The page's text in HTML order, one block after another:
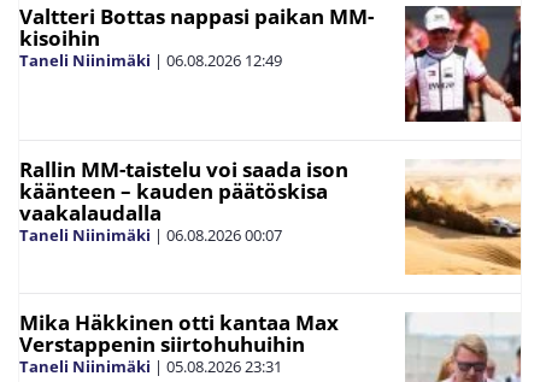
Valtteri Bottas nappasi paikan MM-
kisoihin
Taneli Niinimäki | 06.08.2026 12:49
Rallin MM-taistelu voi saada ison
käänteen – kauden päätöskisa
vaakalaudalla
Taneli Niinimäki | 06.08.202600:07
Mika Häkkinen otti kantaa Max
Verstappenin siirtohuhuihin
Taneli Niinimäki | 05.08.2026 23:31